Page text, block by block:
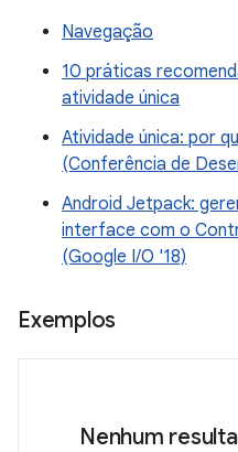
Navegação
10 práticas
atividade única
Atividade única: por
(Conferência de
Android Jetpack:
interface com o
(Google I/O '18)
Exemplos
Nenhum